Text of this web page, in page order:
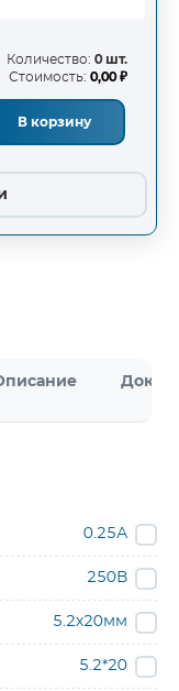
Количество: 0 шт.
Стоимость: 0,00 ₽
В корзину
0.25А
250В
5.2х20мм
5.2*20